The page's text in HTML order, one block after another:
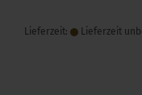
Lieferzeit: Lieferzeit